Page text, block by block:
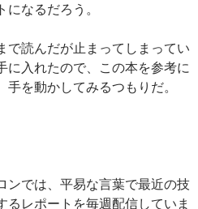
なるだろう。
で読んだが止まってしまってい
に入れたので、この本を参考に
を動かしてみるつもりだ。
ンでは、平易な言葉で最近の技
レポートを毎週配信していま